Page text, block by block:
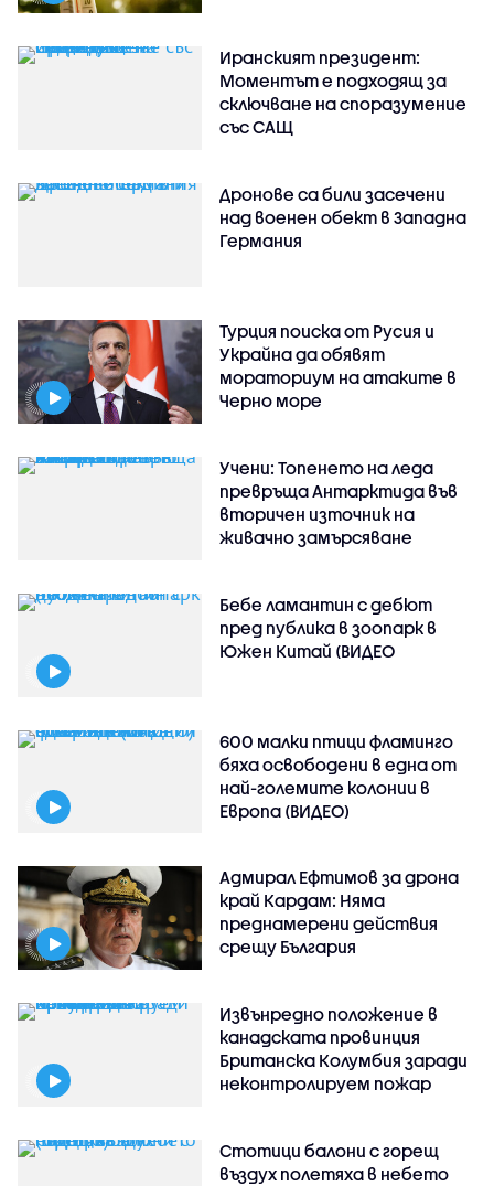
Иранският президент:
Моментът е подходящ за
сключване на споразумение
със САЩ
Дронове са били засечени
над военен обект в Западна
Германия
Турция поиска от Русия и
Украйна да обявят
мораториум на атаките в
Черно море
Учени: Топенето на леда
превръща Антарктида във
вторичен източник на
живачно замърсяване
Бебе ламантин с дебют
пред публика в зоопарк в
Южен Китай (ВИДЕО
600 малки птици фламинго
бяха освободени в една от
най-големите колонии в
Европа (ВИДЕО)
Адмирал Ефтимов за дрона
край Кардам: Няма
преднамерени действия
срещу България
Извънредно положение в
канадската провинция
Британска Колумбия заради
неконтролируем пожар
Стотици балони с горещ
въздух полетяха в небето